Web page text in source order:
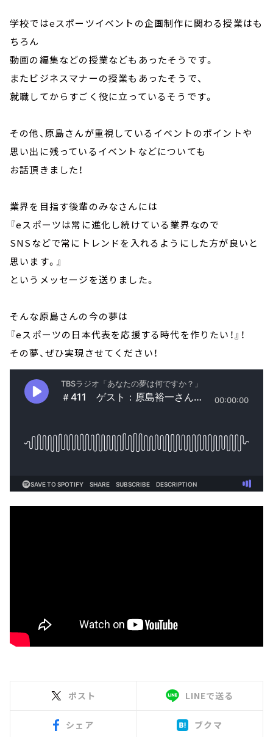
学校ではeスポーツイベントの企画制作に関わる授業はも
ちろん
動画の編集などの授業などもあったそうです。
またビジネスマナーの授業もあったそうで、
就職してからすごく役に立っているそうです。
その他、原島さんが重視しているイベントのポイントや
思い出に残っているイベントなどについても
お話頂きました！
業界を目指す後輩のみなさんには
『eスポーツは常に進化し続けている業界なので
SNSなどで常にトレンドを入れるようにした方が良いと
思います。』
というメッセージを送りました。
そんな原島さんの今の夢は
『eスポーツの日本代表を応援する時代を作りたい！』！
その夢、ぜひ実現させてください！
ポスト LINEで送る
シェア ブクマ